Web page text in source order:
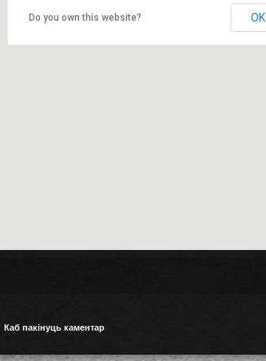
Do you own this website? OK
Каб пакінуць каментар